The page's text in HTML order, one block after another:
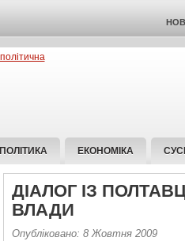
ПОЛІТИКА ЕКОНОМІКА
ДІАЛОГ ІЗ
ВЛАДИ
Опубліковано: 8 Жовтня 2009